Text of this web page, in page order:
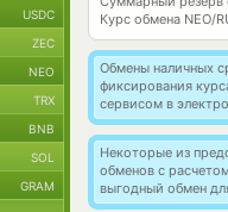
Курс обмена NEO/
Обмены наличных
фиксирования
сервисом в
Некоторые из
обменов с
выгодный обмен
USDC
ZEC
NEO
TRX
BNB
SOL
GRAM